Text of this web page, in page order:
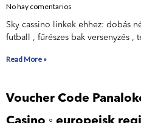
No hay comentarios
Sky cassino linkek ehhez: dobás
futball , fűrészes bak versenyzés ,
Read More »
Voucher Code